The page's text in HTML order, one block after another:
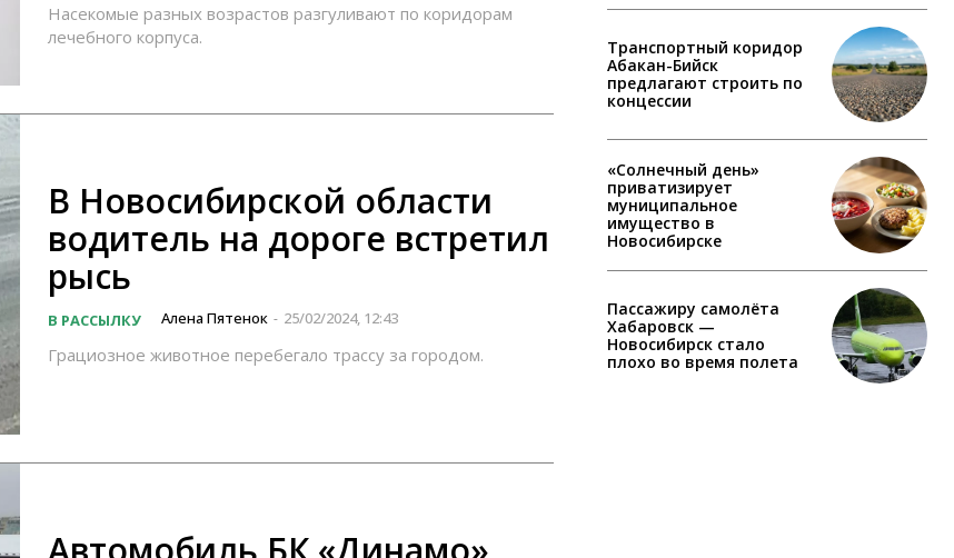
Насекомые разных возрастов разгуливают по коридорам
лечебного корпуса.
В Новосибирской области
водитель на дороге встретил
рысь
В РАССЫЛКУ Алена Пятенок - 25/02/2024, 12:43
Грациозное животное перебегало трассу за городом.
Транспортный коридор
Абакан-Бийск
предлагают строить по
концессии
«Солнечный день»
приватизирует
муниципальное
имущество в
Новосибирске
Пассажиру самолёта
Хабаровск —
Новосибирск стало
плохо во время полета